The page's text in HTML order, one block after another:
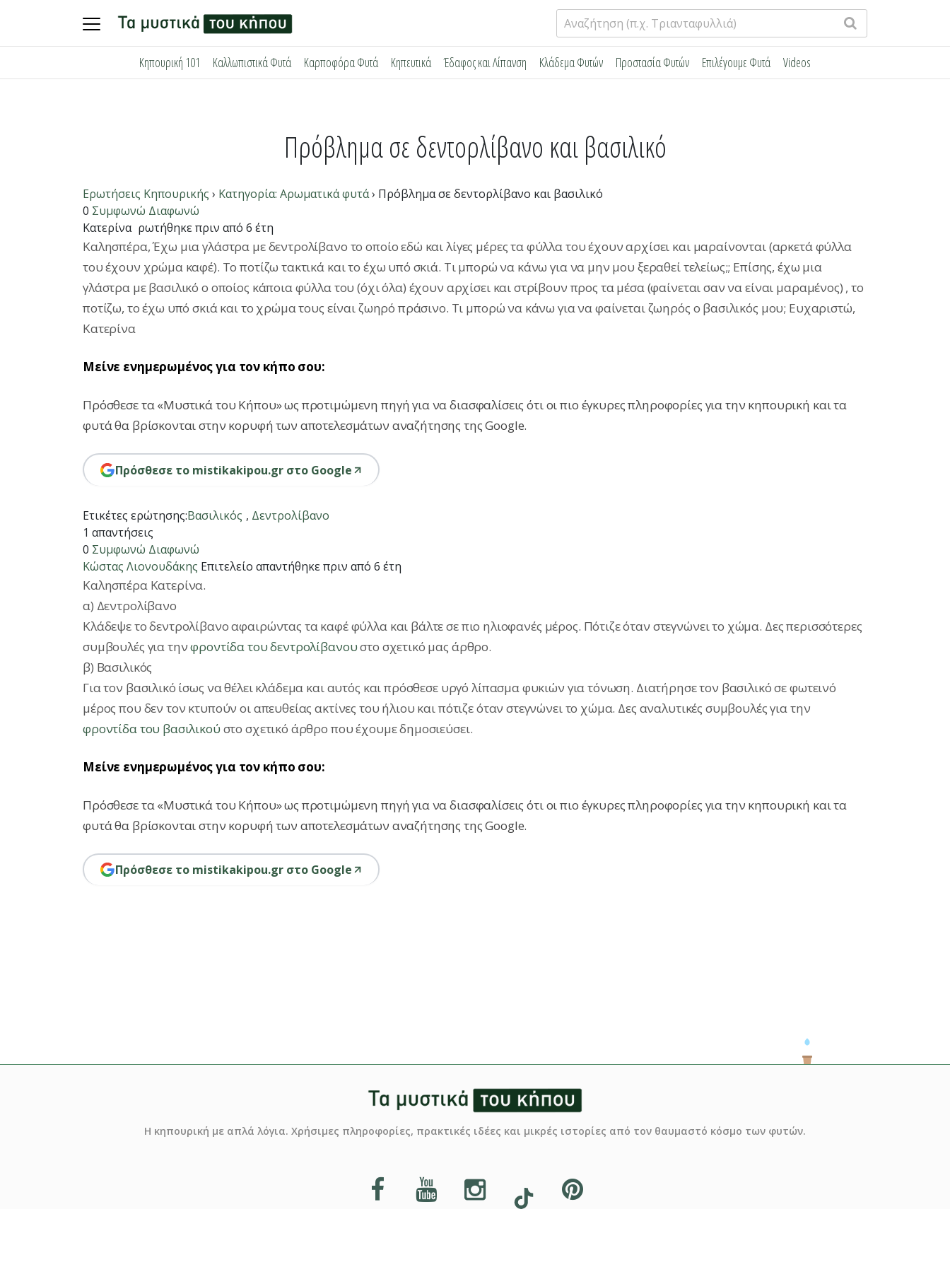
Αναζήτηση
για:
Κηπουρική 101 Καλλωπιστικά Φυτά Καρποφόρα Φυτά Κηπευτικά Έδαφος και Λίπανση Κλάδεμα Φυτών Προστασία Φυτών Επιλέγουμε Φυτά Videos
Πρόβλημα σε δεντορλίβανο και βασιλικό
Ερωτήσεις Κηπουρικής › Κατηγορία: Αρωματικά φυτά› Πρόβλημα σε δεντορλίβανο και βασιλικό
0 Συμφωνώ Διαφωνώ
Κατερίνα ρωτήθηκε πριν από 6 έτη
Καλησπέρα, Έχω μια γλάστρα με δεντρολίβανο το οποίο εδώ και λίγες μέρες τα φύλλα του έχουν αρχίσει και μαραίνονται (αρκετά φύλλα
του έχουν χρώμα καφέ). Το ποτίζω τακτικά και το έχω υπό σκιά. Τι μπορώ να κάνω για να μην μου ξεραθεί τελείως;; Επίσης, έχω μια
γλάστρα με βασιλικό ο οποίος κάποια φύλλα του (όχι όλα) έχουν αρχίσει και στρίβουν προς τα μέσα (φαίνεται σαν να είναι μαραμένος) , το
ποτίζω, το έχω υπό σκιά και το χρώμα τους είναι ζωηρό πράσινο. Τι μπορώ να κάνω για να φαίνεται ζωηρός ο βασιλικός μου; Ευχαριστώ,
Κατερίνα
Μείνε ενημερωμένος για τον κήπο σου:
Πρόσθεσε τα «Μυστικά του Κήπου» ως προτιμώμενη πηγή για να διασφαλίσεις ότι οι πιο έγκυρες πληροφορίες για την κηπουρική και τα
φυτά θα βρίσκονται στην κορυφή των αποτελεσμάτων αναζήτησης της Google.
Πρόσθεσε το mistikakipou.gr στο Google
Ετικέτες ερώτησης:Βασιλικός , Δεντρολίβανο
1 απαντήσεις
0 Συμφωνώ Διαφωνώ
Κώστας Λιονουδάκης Επιτελείο απαντήθηκε πριν από 6 έτη
Καλησπέρα Κατερίνα.
α) Δεντρολίβανο
Κλάδεψε το δεντρολίβανο αφαιρώντας τα καφέ φύλλα και βάλτε σε πιο ηλιοφανές μέρος. Πότιζε όταν στεγνώνει το χώμα. Δες περισσότερες
συμβουλές για τηνφροντίδα του δεντρολίβανουστο σχετικό μας άρθρο.
β) Βασιλικός
Για τον βασιλικό ίσως να θέλει κλάδεμα και αυτός και πρόσθεσε υργό λίπασμα φυκιών για τόνωση. Διατήρησε τον βασιλικό σε φωτεινό
μέρος που δεν τον κτυπούν οι απευθείας ακτίνες του ήλιου και πότιζε όταν στεγνώνει το χώμα. Δες αναλυτικές συμβουλές για την
φροντίδα του βασιλικού στο σχετικό άρθρο που έχουμε δημοσιεύσει.
Μείνε ενημερωμένος για τον κήπο σου:
Πρόσθεσε τα «Μυστικά του Κήπου» ως προτιμώμενη πηγή για να διασφαλίσεις ότι οι πιο έγκυρες πληροφορίες για την κηπουρική και τα
φυτά θα βρίσκονται στην κορυφή των αποτελεσμάτων αναζήτησης της Google.
Πρόσθεσε το mistikakipou.gr στο Google
Η κηπουρική με απλά λόγια. Χρήσιμες πληροφορίες, πρακτικές ιδέες και μικρές ιστορίες από τον θαυμαστό κόσμο των φυτών.